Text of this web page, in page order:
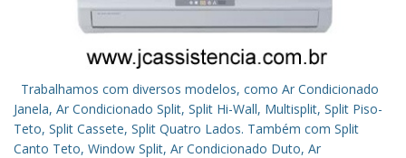
Trabalhamos com diversos modelos, como Ar Condicionado
Janela, Ar Condicionado Split, Split Hi-Wall, Multisplit, Split Piso-
Teto, Split Cassete, Split Quatro Lados. Também com Split
Canto Teto, Window Split, Ar Condicionado Duto, Ar